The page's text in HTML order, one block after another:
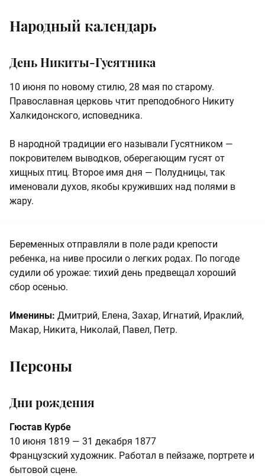
Народный календарь
День Никиты-Гусятника
10 июня по новому стилю, 28 мая по старому.
Православная церковь чтит преподобного Никиту
Халкидонского, исповедника.
В народной традиции его называли Гусятником —
покровителем выводков, оберегающим гусят от
хищных птиц. Второе имя дня — Полудницы, так
именовали духов, якобы круживших над полями в
жару.
Беременных отправляли в поле ради крепости
ребенка, на ниве просили о легких родах. По погоде
судили об урожае: тихий день предвещал хороший
сбор осенью.
Именины: Дмитрий, Елена, Захар, Игнатий, Ираклий,
Макар, Никита, Николай, Павел, Петр.
Персоны
Дни рождения
Гюстав Курбе
10 июня 1819 — 31 декабря 1877
Французский художник. Работал в пейзаже, портрете и
бытовой сцене.